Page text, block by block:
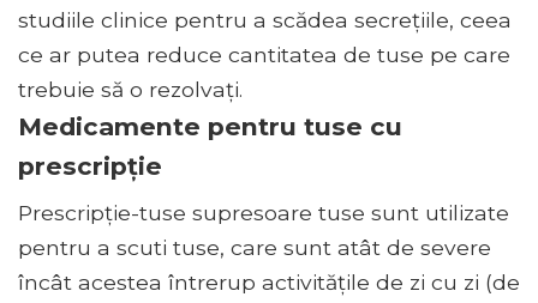
studiile clinice pentru a scădea secrețiile, ceea
ce ar putea reduce cantitatea de tuse pe care
trebuie să o rezolvați.
Medicamente pentru tuse cu
prescripție
Prescripție-tuse supresoare tuse sunt utilizate
pentru a scuti tuse, care sunt atât de severe
încât acestea întrerup activitățile de zi cu zi (de